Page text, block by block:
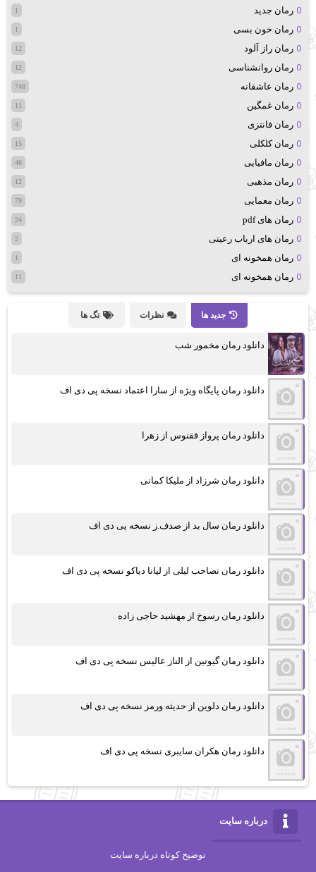
رمان جدید 1
رمان خون بسی 1
رمان راز آلود 12
رمان روانشناسی 12
رمان عاشقانه 748
رمان غمگین 11
رمان فانتزی 4
رمان کلکلی 15
رمان مافیایی 46
رمان مذهبی 12
رمان معمایی 79
رمان های pdf 24
رمان های ارباب رعیتی 2
رمان همخونه ای 1
رمان همخونه ای 11
جدید ها نظرات تگ ها
دانلود رمان مخمور شب
دانلود رمان پایگاه ویژه از سارا اعتماد نسخه پی دی اف
دانلود رمان پرواز ققنوس از زهرا
دانلود رمان شرزاد از ملیکا کمانی
دانلود رمان سال بد از صدف.ز نسخه پی دی اف
دانلود رمان تصاحب لیلی از لیانا دیاکو نسخه پی دی اف
دانلود رمان رسوخ از مهشید حاجی زاده
دانلود رمان گیوتین از الناز عالیس نسخه پی دی اف
دانلود رمان دلوین از حدیثه ورمز نسخه پی دی اف
دانلود رمان هکران سایبری نسخه پی دی اف
درباره سایت
توضیح کوتاه درباره سایت